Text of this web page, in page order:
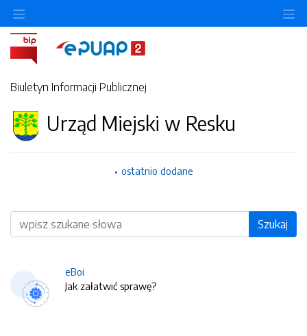
Biuletyn Informacji Publicznej
Urząd Miejski w Resku
ostatnio dodane
Wyszukiwarka Szukaj
eBoi
Jak załatwić sprawę?